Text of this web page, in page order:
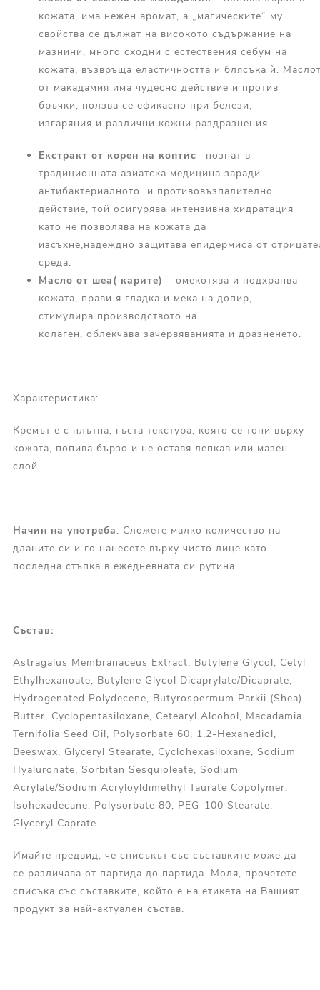
кожата, има нежен аромат, а „магическите“ му
свойства се дължат на високото съдържание на
мазнини, много сходни с естествения себум на
кожата, възвръща еластичността и блясъка ѝ.
от макадамия има чудесно действие и против
бръчки, ползва се ефикасно при белези,
изгаряния и различни кожни раздразнения.
Екстракт от корен на коптис– познат в
традиционната азиатска медицина заради
антибактериалното и противовъзпалително
действие, той осигурява интензивна хидратация
като не позволява на кожата да
изсъхне,надеждно защитава епидермиса от
среда.
Масло от шеа( карите) – омекотява и подхранва
кожата, прави я гладка и мека на допир,
стимулира производството на
колаген, облекчава зачервяванията и дразненето.
Характеристика:
Кремът е с плътна, гъста текстура, която се топи върху
кожата, попива бързо и не оставя лепкав или мазен
слой.
Начин на употреба: Сложете малко количество на
дланите си и го нанесете върху чисто лице като
последна стъпка в ежедневната си рутина.
Състав:
Astragalus Membranaceus Extract, Butylene Glycol, Cetyl
Ethylhexanoate, Butylene Glycol Dicaprylate/Dicaprate,
Hydrogenated Polydecene, Butyrospermum Parkii (Shea)
Butter, Cyclopentasiloxane, Cetearyl Alcohol, Macadamia
Ternifolia Seed Oil, Polysorbate 60, 1,2-Hexanediol,
Beeswax, Glyceryl Stearate, Cyclohexasiloxane, Sodium
Hyaluronate, Sorbitan Sesquioleate, Sodium
Acrylate/Sodium Acryloyldimethyl Taurate Copolymer,
Isohexadecane, Polysorbate 80, PEG-100 Stearate,
Glyceryl Caprate
Имайте предвид, че списъкът със съставките може да
се различава от партида до партида. Моля, прочетете
списъка със съставките, който е на етикета на Вашият
продукт за най-актуален състав.